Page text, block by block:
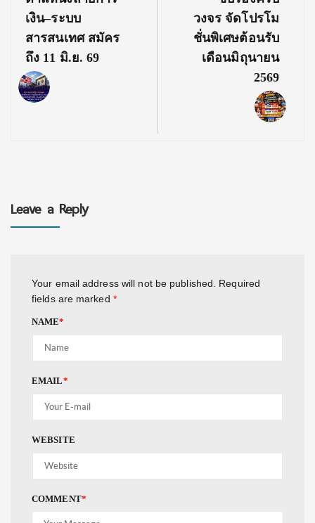
เงิน–ระบบ
สารสนเทศ สมัคร
ถึง 11 มิ.ย. 69
วงจร จัดโปรโม
ชั่นพิเศษต้อนรับ
เดือนมิถุนายน
2569
Leave a Reply
Your email address will not be published.
Required
fields are marked *
NAME*
EMAIL*
WEBSITE
COMMENT*